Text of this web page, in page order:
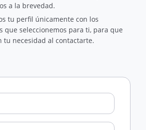
a la brevedad.
tu perfil únicamente con los
que seleccionemos para ti, para que
tu necesidad al contactarte.